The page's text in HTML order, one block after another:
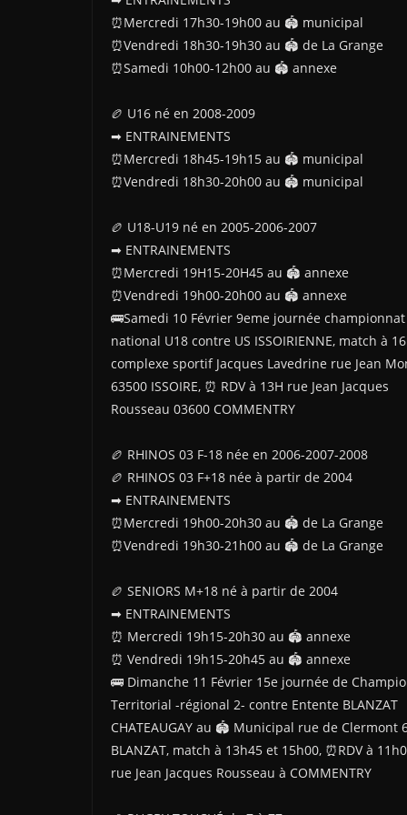
⏰Mercredi 17h30-19h00 au 🏟 municipal
⏰Vendredi 18h30-19h30 au 🏟 de La Grange
⏰Samedi 10h00-12h00 au 🏟 annexe
🏉 U16 né en 2008-2009
➡ ENTRAINEMENTS
⏰Mercredi 18h45-19h15 au 🏟 municipal
⏰Vendredi 18h30-20h00 au 🏟 municipal
🏉 U18-U19 né en 2005-2006-2007
➡ ENTRAINEMENTS
⏰Mercredi 19H15-20H45 au 🏟 annexe
⏰Vendredi 19h00-20h00 au 🏟 annexe
🚌Samedi 10 Février 9eme journée championnat
national U18 contre US ISSOIRIENNE, match à
complexe sportif Jacques Lavedrine rue Jean
63500 ISSOIRE, ⏰ RDV à 13H rue Jean Jacques
Rousseau 03600 COMMENTRY
🏉 RHINOS 03 F-18 née en 2006-2007-2008
🏉 RHINOS 03 F+18 née à partir de 2004
➡ ENTRAINEMENTS
⏰Mercredi 19h00-20h30 au 🏟 de La Grange
⏰Vendredi 19h30-21h00 au 🏟 de La Grange
🏉 SENIORS M+18 né à partir de 2004
➡ ENTRAINEMENTS
⏰ Mercredi 19h15-20h30 au 🏟 annexe
⏰ Vendredi 19h15-20h45 au 🏟 annexe
🚌 Dimanche 11 Février 15e journée de
Territorial -régional 2- contre Entente BLANZAT
CHATEAUGAY au 🏟 Municipal rue de Clermont
BLANZAT, match à 13h45 et 15h00, ⏰RDV à
rue Jean Jacques Rousseau à COMMENTRY